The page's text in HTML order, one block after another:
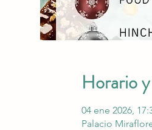
Horario
04 ene 2026,
Palacio